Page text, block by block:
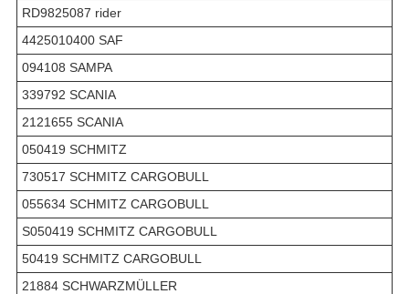
RD9825087 rider
4425010400 SAF
094108 SAMPA
339792 SCANIA
2121655 SCANIA
050419 SCHMITZ
730517 SCHMITZ CARGOBULL
055634 SCHMITZ CARGOBULL
S050419 SCHMITZ CARGOBULL
50419 SCHMITZ CARGOBULL
21884 SCHWARZMÜLLER